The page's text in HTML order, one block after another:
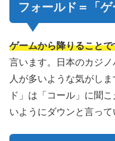
フォールド ＝「
ゲームから降りることで
言います。日本のカジ
人が多いような気がし
ド」は「コール」に聞
いようにダウンと言って